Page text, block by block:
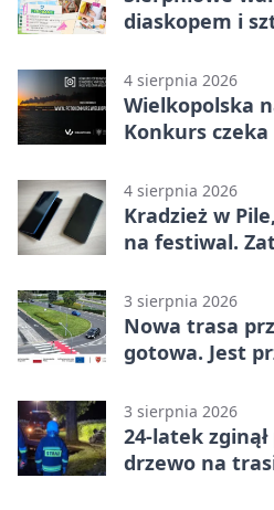
diaskopem i
4 sierpnia 2026
Wielkopolska
Konkurs
4 sierpnia 2026
Kradzież w
na festiwal.
3 sierpnia 2026
Nowa trasa
gotowa. Jest
3 sierpnia 2026
24-latek
drzewo na